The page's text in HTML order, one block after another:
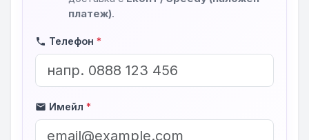
платеж).
phone Телефон *
mail Имейл *